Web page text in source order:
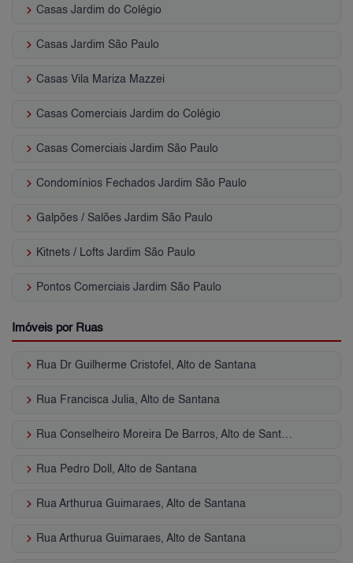
keyboard_arrow_right Casas Jardim do Colégio
keyboard_arrow_right Casas Jardim São Paulo
keyboard_arrow_right Casas Vila Mariza Mazzei
keyboard_arrow_right Casas Comerciais Jardim do Colégio
keyboard_arrow_right Casas Comerciais Jardim São Paulo
keyboard_arrow_right Condomínios Fechados Jardim São Paulo
keyboard_arrow_right Galpões / Salões Jardim São Paulo
keyboard_arrow_right Kitnets / Lofts Jardim São Paulo
keyboard_arrow_right Pontos Comerciais Jardim São Paulo
Imóveis por Ruas
keyboard_arrow_right Rua Dr Guilherme Cristofel, Alto de Santana
keyboard_arrow_right Rua Francisca Julia, Alto de Santana
keyboard_arrow_right
keyboard_arrow_right Rua Pedro Doll, Alto de Santana
keyboard_arrow_right Rua Arthurua Guimaraes, Alto de Santana
keyboard_arrow_right Rua Arthurua Guimaraes, Alto de Santana